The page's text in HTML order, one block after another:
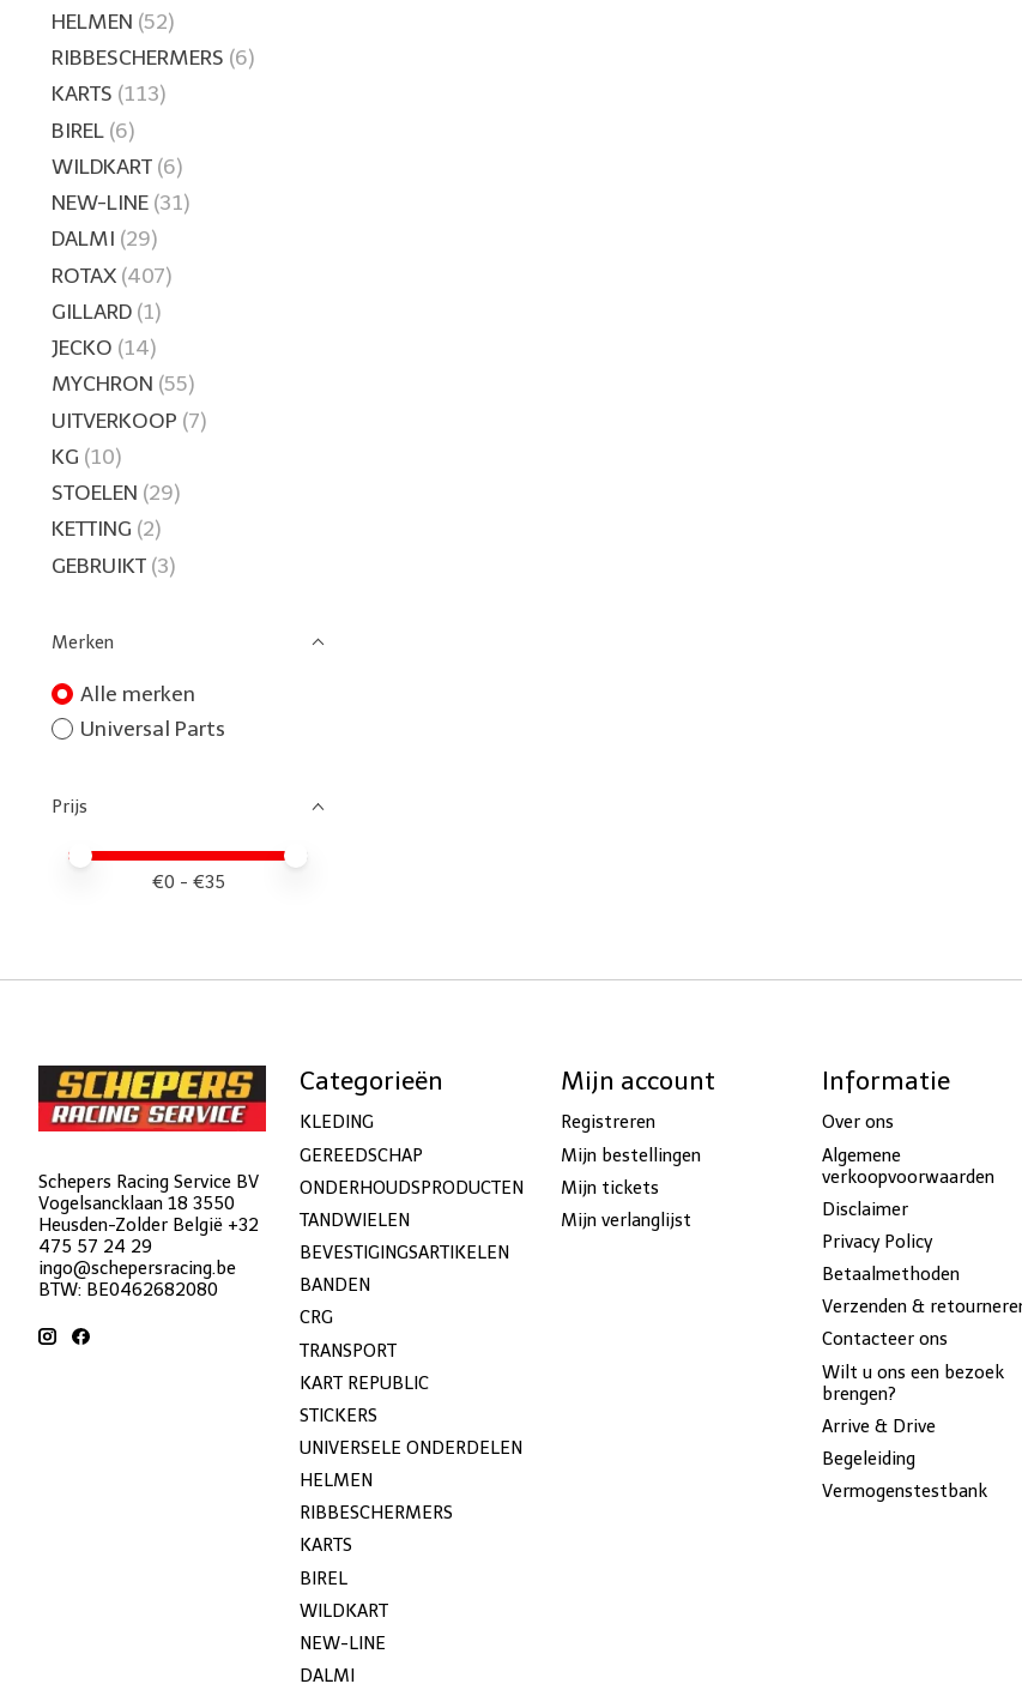
HELMEN (52)
RIBBESCHERMERS (6)
KARTS (113)
BIREL (6)
WILDKART (6)
NEW-LINE (31)
DALMI (29)
ROTAX (407)
GILLARD (1)
JECKO (14)
MYCHRON (55)
UITVERKOOP (7)
KG (10)
STOELEN (29)
KETTING (2)
GEBRUIKT (3)
Merken
Alle merken
Universal Parts
Prijs
Minimale prijswaarde
Price maximum value
€0 - €35
Schepers Racing Service BV
Vogelsancklaan 18 3550
Heusden-Zolder België +32
475 57 24 29
ingo@schepersracing.be
BTW: BE0462682080
Categorieën
KLEDING
GEREEDSCHAP
ONDERHOUDSPRODUCTEN
TANDWIELEN
BEVESTIGINGSARTIKELEN
BANDEN
CRG
TRANSPORT
KART REPUBLIC
STICKERS
UNIVERSELE ONDERDELEN
HELMEN
RIBBESCHERMERS
KARTS
BIREL
WILDKART
NEW-LINE
DALMI
Mijn account
Registreren
Mijn bestellingen
Mijn tickets
Mijn verlanglijst
Informatie
Over ons
Algemene
verkoopvoorwaarden
Disclaimer
Privacy Policy
Betaalmethoden
Verzenden &
Contacteer ons
Wilt u ons een bezoek
brengen?
Arrive & Drive
Begeleiding
Vermogenstestbank